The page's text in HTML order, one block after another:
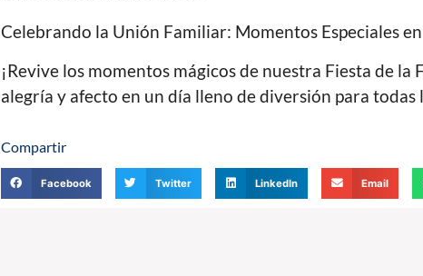
Celebrando la Unión Familiar: Momentos Especiales
¡Revive los momentos mágicos de nuestra Fiesta de
alegría y afecto en un día lleno de diversión para todas
Compartir
Facebook Twitter LinkedIn Email